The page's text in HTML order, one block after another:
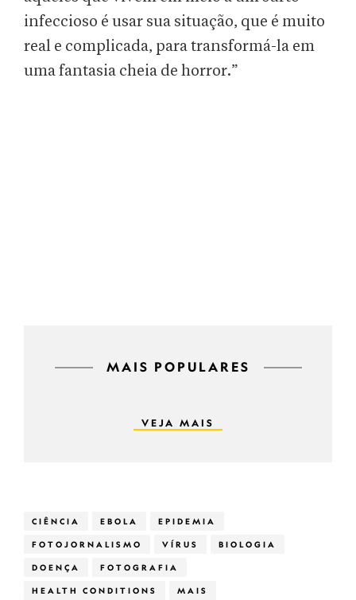
infeccioso é usar sua situação, que é muito
real e complicada, para transformá-la em
uma fantasia cheia de horror.”
MAIS POPULARES
VEJA MAIS
CIÊNCIA EBOLA EPIDEMIA
FOTOJORNALISMO VÍRUS BIOLOGIA
DOENÇA FOTOGRAFIA
HEALTH CONDITIONS MAIS